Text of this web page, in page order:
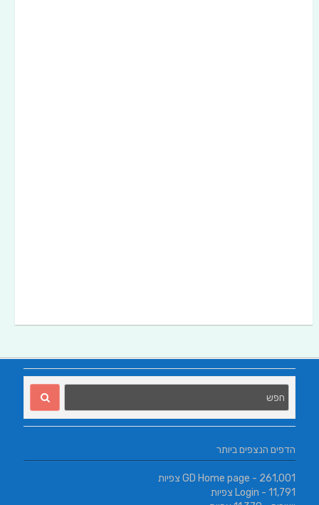
הדפים הנצפים ביותר
GD Home page - 261,001 צפיות
Login - 11,791 צפיות